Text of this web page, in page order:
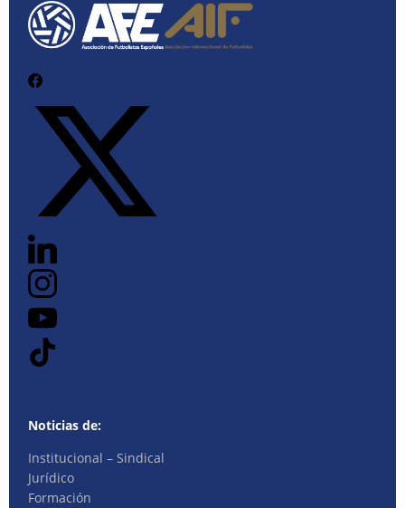
Noticias de:
Institucional – Sindical
Jurídico
Formación